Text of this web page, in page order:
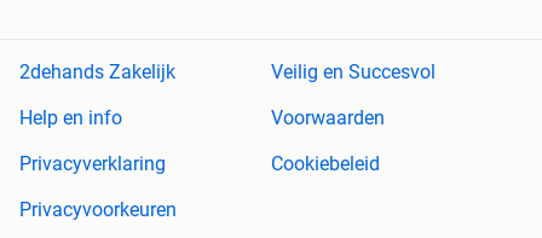
2dehands Zakelijk
Veilig en Succesvol
Help en info
Voorwaarden
Privacyverklaring
Cookiebeleid
Privacyvoorkeuren